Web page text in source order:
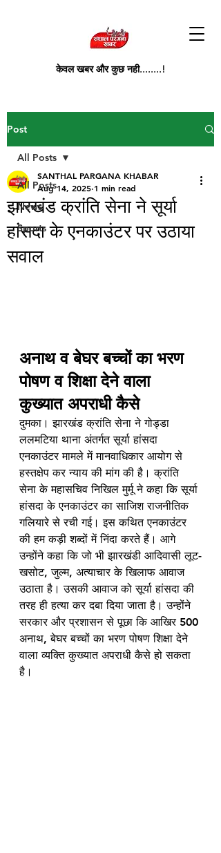
केवल खबर और कुछ नही........!
Post
All Posts
News
Sports
All Posts
झारखंड क्रांति सेना ने सूर्या
हांसदा के एनकाउंटर पर उठाया
सवाल
SANTHAL PARGANA KHABAR
Aug 14, 2025 1 min read
अनाथ व बेघर बच्चों का भरण
पोषण व शिक्षा देने वाला
कुख्यात अपराधी कैसे
दुमका। झारखंड क्रांति सेना ने गोड्डा
ललमटिया थाना अंतर्गत सूर्या हांसदा
एनकाउंटर मामले में मानवाधिकार आयोग से
हस्तक्षेप कर न्याय की मांग की है। क्रांति
सेना के महासचिव निखिल मुर्मू ने कहा कि सूर्या
हांसदा के एनकाउंटर का साजिश राजनीतिक
गलियारे से रची गई। इस कथित एनकाउंटर
की हम कड़ी शब्दों में निंदा करते हैं। आगे
उन्होंने कहा कि जो भी झारखंडी आदिवासी लूट-
खसोट, जुल्म, अत्याचार के खिलाफ आवाज
उठाता है। उसकी आवाज को सूर्या हांसदा की
तरह ही हत्या कर दबा दिया जाता है। उन्होंने
सरकार और प्रशासन से पूछा कि आखिर 500
अनाथ, बेघर बच्चों का भरण पोषण शिक्षा देने
वाला व्यक्ति कुख्यात अपराधी कैसे हो सकता
है।